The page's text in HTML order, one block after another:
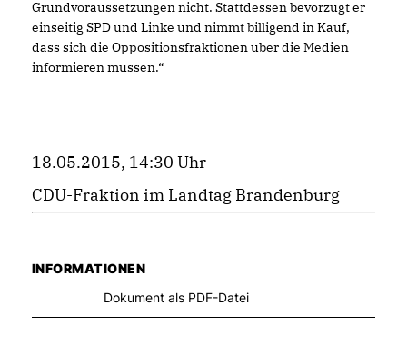
Grundvoraussetzungen nicht. Stattdessen bevorzugt er
einseitig SPD und Linke und nimmt billigend in Kauf,
dass sich die Oppositionsfraktionen über die Medien
informieren müssen.“
18.05.2015, 14:30 Uhr
CDU-Fraktion im Landtag Brandenburg
INFORMATIONEN
Dokument als PDF-Datei